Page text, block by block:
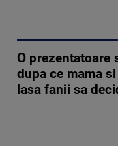
O prezentatoare
dupa ce mama
lasa fanii sa